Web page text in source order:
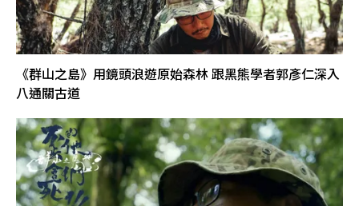
《群山之島》用鏡頭浪遊原始森林 跟黑熊學者郭彥仁深入
八通關古道